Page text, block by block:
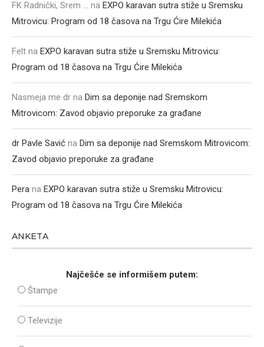
FK Radnički, Srem ... na EXPO karavan sutra stiže u Sremsku
Mitrovicu: Program od 18 časova na Trgu Ćire Milekića
Felt na EXPO karavan sutra stiže u Sremsku Mitrovicu:
Program od 18 časova na Trgu Ćire Milekića
Nasmeja me dr na Dim sa deponije nad Sremskom
Mitrovicom: Zavod objavio preporuke za građane
dr Pavle Savić na Dim sa deponije nad Sremskom Mitrovicom:
Zavod objavio preporuke za građane
Pera na EXPO karavan sutra stiže u Sremsku Mitrovicu:
Program od 18 časova na Trgu Ćire Milekića
ANKETA
Najčešće se informišem putem:
Štampe
Televizije